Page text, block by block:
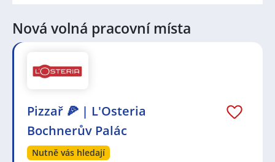
Nová volná pracovní místa
Pizzař 🍕 | L'Osteria
Bochnerův Palác
Nutně vás hledají